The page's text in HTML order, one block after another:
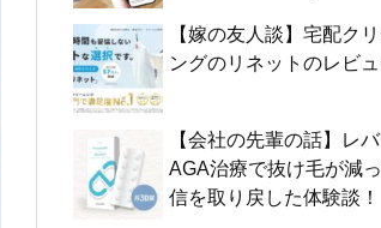
【嫁の友人談】宅配ク
ングのリネットのレビュ
【会社の先輩の話】レ
AGA治療で抜け毛が減
信を取り戻した体験談！